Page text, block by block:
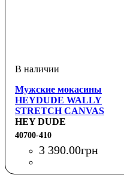
Мужские мокасины
HEYDUDE WALLY
STRETCH CANVAS
HEY DUDE
40700-410
3 390.00грн